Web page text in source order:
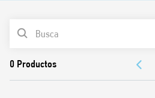
Rigidez dieléctrica 2 kV AC
LISTA DE PRODUCTOS
APROBACIONES